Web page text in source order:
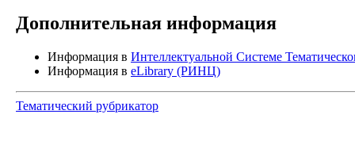
Дополнительная информация
Информация в Интеллектуальной Системе
Информация в eLibrary (РИНЦ)
Тематический рубрикатор